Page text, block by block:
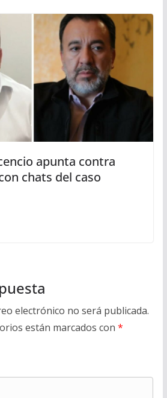
apunta contra
chats del caso
electrónico no será publicada.
están marcados con *